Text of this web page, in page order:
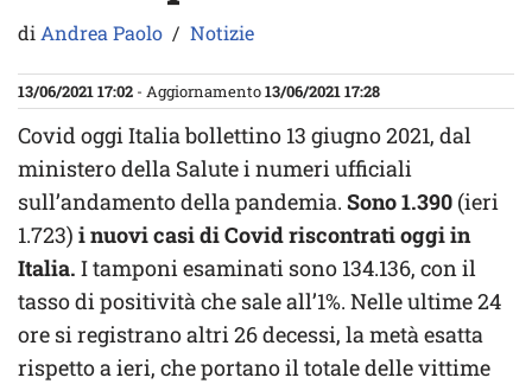
diAndrea Paolo Notizie
13/06/2021 17:02 - Aggiornamento13/06/2021 17:28
Covid oggi Italia bollettino 13 giugno 2021, dal
ministero della Salute i numeri ufficiali
sull’andamento della pandemia. Sono 1.390 (ieri
1.723) i nuovi casi di Covid riscontrati oggi in
Italia. I tamponi esaminati sono 134.136, con il
tasso di positività che sale all’1%. Nelle ultime 24
ore si registrano altri 26 decessi, la metà esatta
rispetto a ieri, che portano il totale delle vittime